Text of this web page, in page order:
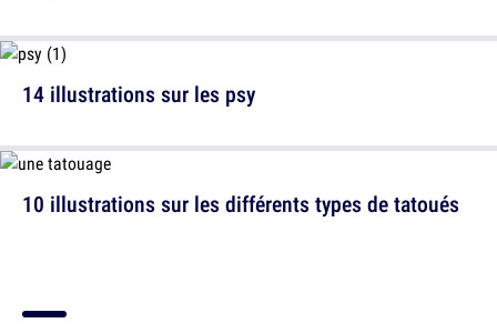
10 illustrations sur les différents types de tatoués
14 illustrations sur les psy